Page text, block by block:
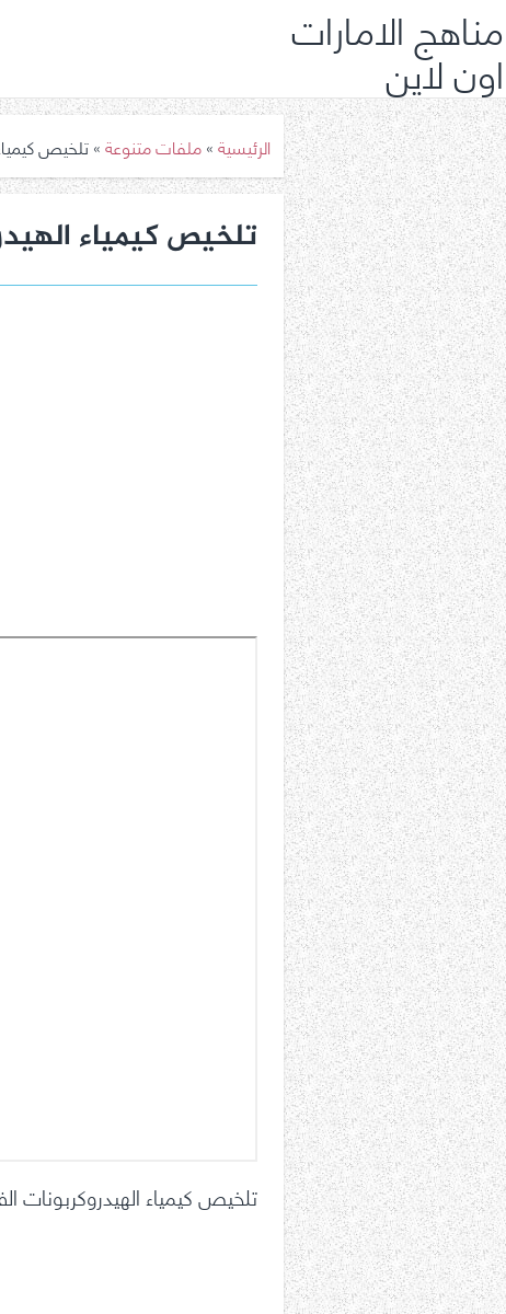
مناهج الامارات
اون لاين
الرئيسية»ملفات متنوعة»تلخيص
تلخيص كيمياء
تلخيص كيمياء